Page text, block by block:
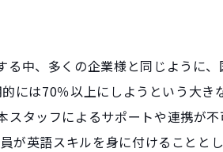
る中、多くの企業様と同じように
には70％以上にしようという大
スタッフによるサポートや連携が
が英語スキルを身に付けることと